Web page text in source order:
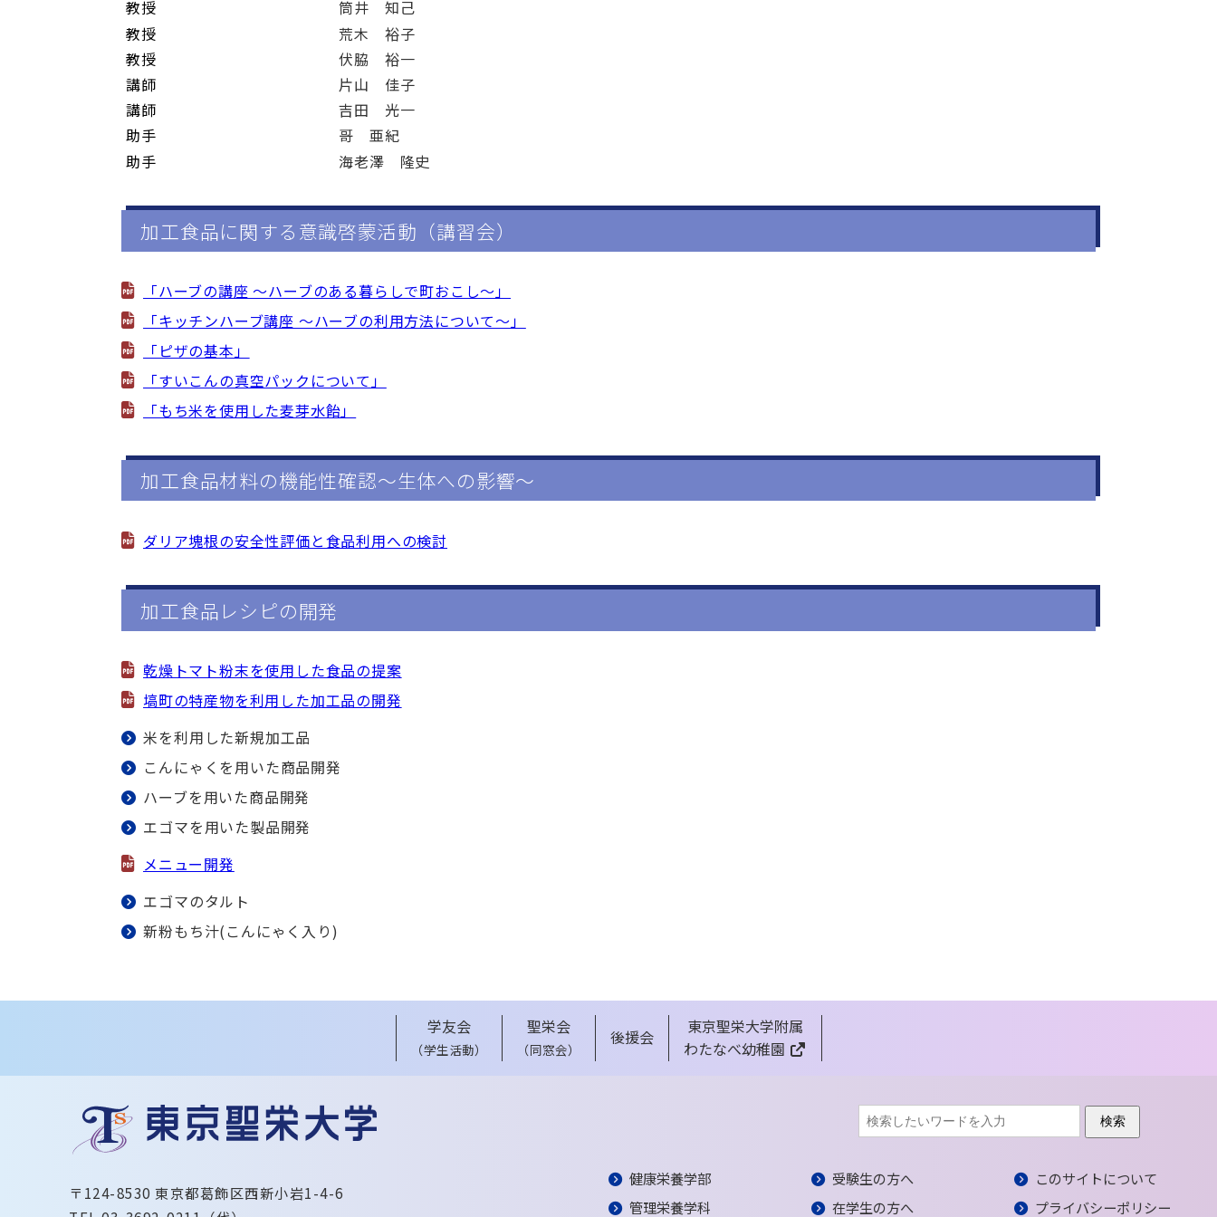
教授
筒井 知己
教授
荒木 裕子
教授
伏脇 裕一
講師
片山 佳子
講師
吉田 光一
助手
哥 亜紀
助手
海老澤 隆史
加工食品に関する意識啓蒙活動（講習会）
「ハーブの講座 ～ハーブのある暮らしで町おこし～」
「キッチンハーブ講座 ～ハーブの利用方法について～」
「ピザの基本」
「すいこんの真空パックについて」
「もち米を使用した麦芽水飴」
加工食品材料の機能性確認～生体への影響～
ダリア塊根の安全性評価と食品利用への検討
加工食品レシピの開発
乾燥トマト粉末を使用した食品の提案
塙町の特産物を利用した加工品の開発
米を利用した新規加工品
こんにゃくを用いた商品開発
ハーブを用いた商品開発
エゴマを用いた製品開発
メニュー開発
エゴマのタルト
新粉もち汁(こんにゃく入り)
学友会
（学生活動）
聖栄会
（同窓会）
後援会
東京聖栄大学附属
わたなべ幼稚園
〒124-8530 東京都葛飾区西新小岩1-4-6
健康栄養学部
管理栄養学科
受験生の方へ
在学生の方へ
このサイトについて
プライバシーポリシー